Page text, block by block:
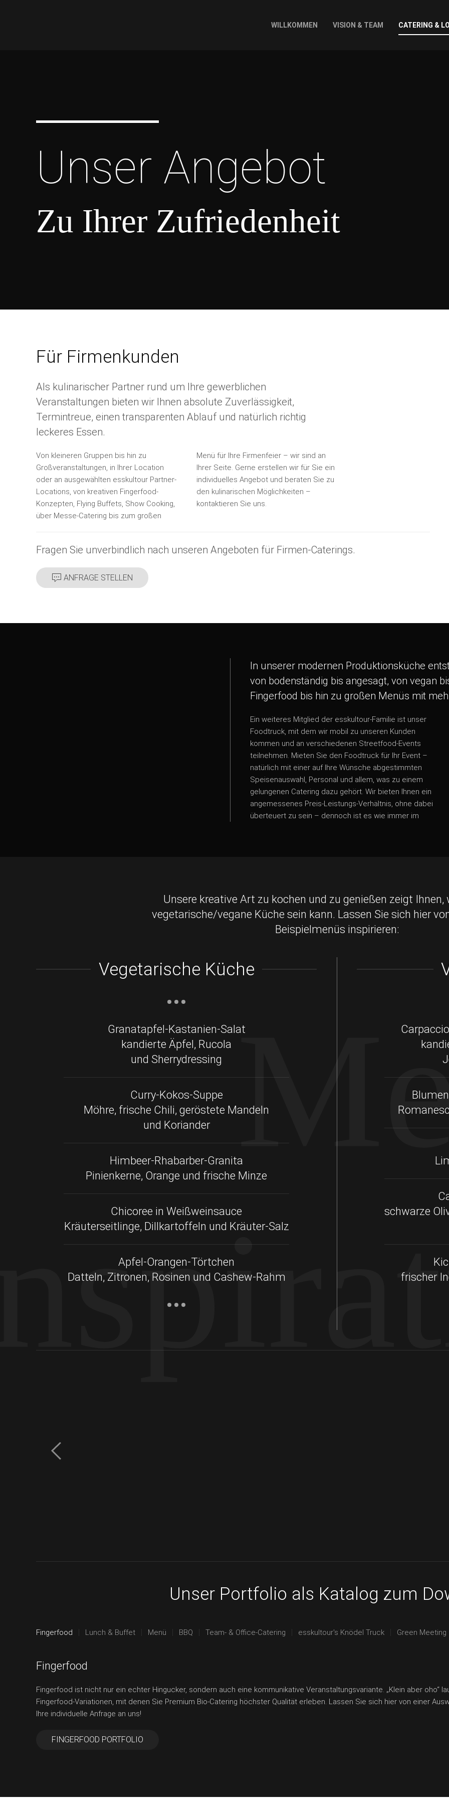
WILLKOMMEN VISION & TEAM CATERING &
Unser Angebot
Zu Ihrer Zufriedenheit
Für Firmenkunden
Als kulinarischer Partner rund um Ihre gewerblichen
Veranstaltungen bieten wir Ihnen absolute Zuverlässigkeit,
Termintreue, einen transparenten Ablauf und natürlich richtig
leckeres Essen.
Von kleineren Gruppen bis hin zu
Großveranstaltungen, in Ihrer Location
oder an ausgewählten esskultour Partner-
Locations, von kreativen Fingerfood-
Konzepten, Flying Buffets, Show Cooking,
über Messe-Catering bis zum großen
Menü für Ihre Firmenfeier – wir sind an
Ihrer Seite. Gerne erstellen wir für Sie ein
individuelles Angebot und beraten Sie zu
den kulinarischen Möglichkeiten –
kontaktieren Sie uns.
Fragen Sie unverbindlich nach unseren Angeboten für Firmen-Caterings.
ANFRAGE STELLEN
In unserer modernen Produktionsküche
von bodenständig bis angesagt, von vegan
Fingerfood bis hin zu großen Menüs mit
Ein weiteres Mitglied der esskultour-Familie ist unser
Foodtruck, mit dem wir mobil zu unseren Kunden
kommen und an verschiedenen Streetfood-Events
teilnehmen. Mieten Sie den Foodtruck für Ihr Event –
natürlich mit einer auf Ihre Wünsche abgestimmten
Speisenauswahl, Personal und allem, was zu einem
gelungenen Catering dazu gehört. Wir bieten Ihnen ein
angemessenes Preis-Leistungs-Verhältnis, ohne dabei
überteuert zu sein – dennoch ist es wie immer im
Leben: Qualität hat ihren Preis. Denn wir stellen alle
Genüsse selbst her, verzichten auf Convenience-
Produkte, industriell hergestellte Produkte, Zusätze,
Produkte aus Massentierhaltung etc. Dafür garantieren
wir Ihnen frische, regionale Produkte und eine
professionelle Zubereitung mit einer weiteren sehr
wichtigen Zutat: der großen Liebe zum
Unsere kreative Art zu kochen und zu genießen zeigt Ihnen,
vegetarische/vegane Küche sein kann. Lassen Sie sich hier
Beispielmenüs inspirieren:
Vegetarische Küche
Granatapfel-Kastanien-Salat
kandierte Äpfel, Rucola
und Sherrydressing
Curry-Kokos-Suppe
Möhre, frische Chili, geröstete Mandeln
und Koriander
Himbeer-Rhabarber-Granita
Pinienkerne, Orange und frische Minze
Chicoree in Weißweinsauce
Kräuterseitlinge, Dillkartoffeln und Kräuter-Salz
Apfel-Orangen-Törtchen
Datteln, Zitronen, Rosinen und Cashew-Rahm
schwarze
frischer
Unser Portfolio als Katalog zum
Fingerfood Lunch & Buffet Menü BBQ Team- & Office-Catering esskultour's Knödel Truck Green Meeting
Fingerfood
Fingerfood ist nicht nur ein echter Hingucker, sondern auch eine kommunikative Veranstaltungsvariante. „Klein aber oho“
Fingerfood-Variationen, mit denen Sie Premium Bio-Catering höchster Qualität erleben. Lassen Sie sich hier von einer
Ihre individuelle Anfrage an uns!
FINGERFOOD PORTFOLIO